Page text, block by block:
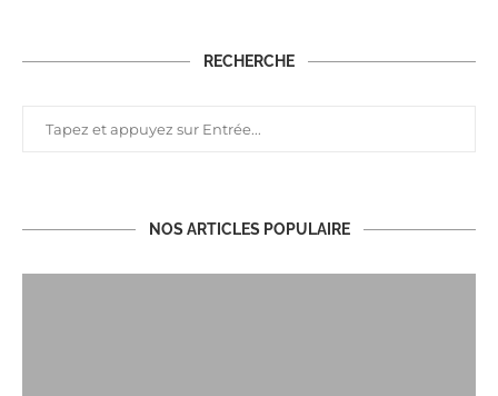
RECHERCHE
NOS ARTICLES POPULAIRE